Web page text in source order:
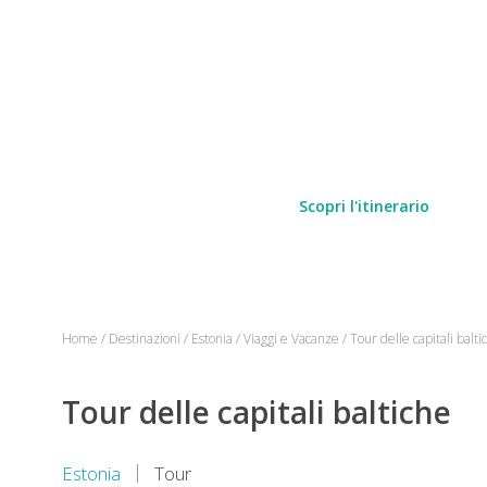
Scopri l'itinerario
Home / Destinazioni / Estonia /Viaggi e Vacanze /Tour delle capitali
Tour delle capitali baltiche
Estonia Tour